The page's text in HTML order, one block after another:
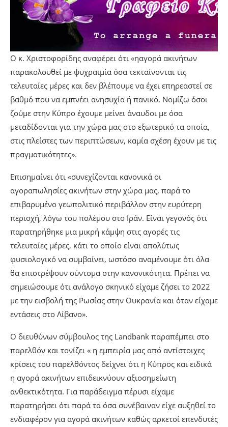
Ο κ. Χριστοφορίδης αναφέρει ότι «ηαγορά ακινήτων
παρακολουθεί με ψυχραιμία όσα τεκταίνονται τις
τελευταίες μέρες και δεν βλέπουμε να έχει επηρεαστεί σε
βαθμό που να εμπνέει ανησυχία ή πανικό. Νομίζω όσοι
ζούμε στην Κύπρο έχουμε μείνει άναυδοι με όσα
μεταδίδονται για την χώρα μας στο εξωτερικό τα οποία,
στις πλείστες των περιπτώσεων, καμία σχέση έχουν με τις
πραγματικότητες».
Επισημαίνει ότι «συνεχίζονται κανονικά οι
αγοραπωλησίες ακινήτων στην χώρα μας, παρά το
επιβαρυμένο γεωπολιτικό περιβάλλον στην ευρύτερη
περιοχή, λόγω του πολέμου στο Ιράν. Είναι γεγονός ότι
παρατηρήθηκε μια μικρή κάμψη στις αγορές τις
τελευταίες μέρες, κάτι το οποίο είναι απολύτως
φυσιολογικό να συμβαίνει, ωστόσο αναμένουμε ότι όλα
θα επιστρέψουν σύντομα στην κανονικότητα. Πρέπει να
σημειώσουμε ότι ανάλογο σκηνικό είχαμε ζήσει το 2022
με την εισβολή της Ρωσίας στην Ουκρανία και όταν είχαμε
εντάσεις στο Λίβανο».
Ο διευθύνων σύμβουλος της Landbank παραπέμπει στο
παρελθόν και τονίζει « η εμπειρία μας από αντίστοιχες
κρίσεις του παρελθόντος δείχνει ότι η Κύπρος και ειδικά
η αγορά ακινήτων επιδεικνύουν αξιοσημείωτη
ανθεκτικότητα. Για παράδειγμα πέρυσι είχαμε
παρατηρήσει ότι παρά τα όσα συνέβαιναν είχε αυξηθεί το
ενδιαφέρον για αγορά ακινήτων καθώς αρκετοί επενδυτές